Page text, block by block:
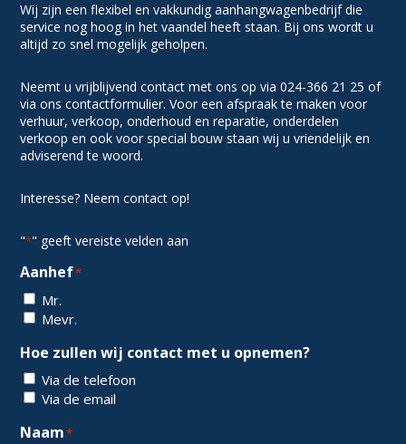
Wij zijn een flexibel en vakkundig aanhangwagenbedrijf die
service nog hoog in het vaandel heeft staan. Bij ons wordt u
altijd zo snel mogelijk geholpen.
Neemt u vrijblijvend contact met ons op via 024-366 21 25 of
via ons contactformulier. Voor een afspraak te maken voor
verhuur, verkoop, onderhoud en reparatie, onderdelen
verkoop en ook voor special bouw staan wij u vriendelijk en
adviserend te woord.
Interesse? Neem contact op!
"*" geeft vereiste velden aan
Aanhef*
Mr.
Mevr.
Hoe zullen wij contact met u opnemen?
Via de telefoon
Via de email
Naam*